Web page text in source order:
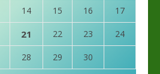
14 15 16 17
21 22 23 24
28 29 30